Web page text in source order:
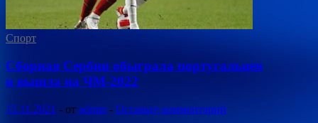
Спорт
Сборная Сербии обыграла португальцев
и вышла на ЧМ-2022
15.11.2021 - от admin - Оставьте комментарий